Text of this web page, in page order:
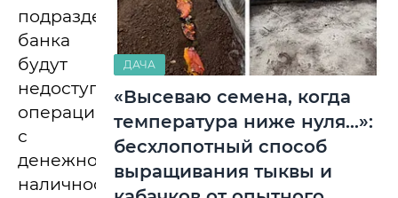
подразделениях
банка
будут
недоступны
операции
с
денежной
наличностью
ДАЧА
«Высеваю семена, когда
температура ниже нуля…»:
бесхлопотный способ
выращивания тыквы и